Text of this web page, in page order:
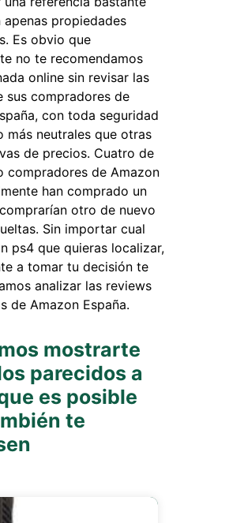
apenas propiedades
Es obvio que
no te recomendamos
online sin revisar las
sus compradores de
con toda seguridad
más neutrales que otras
de precios. Cuatro de
compradores de Amazon
han comprado un
otro de nuevo
Sin importar cual
ps4 que quieras localizar,
a tomar tu decisión te
analizar las reviews
de Amazon España.
mostrarte
parecidos a
es posible
te